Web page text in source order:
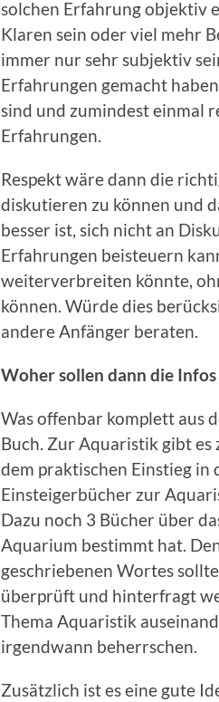
solchen Erfahrung objektiv
Klaren sein oder viel mehr
immer nur sehr subjektiv
Erfahrungen gemacht
sind und zumindest einmal
Erfahrungen.
Respekt wäre dann die
diskutieren zu können und
besser ist, sich nicht an
Erfahrungen beisteuern
weiterverbreiten könnte,
können. Würde dies
andere Anfänger beraten.
Woher sollen dann die Infos
Was offenbar komplett aus
Buch. Zur Aquaristik gibt
dem praktischen Einstieg
Einsteigerbücher zur
Dazu noch 3 Bücher über
Aquarium bestimmt hat.
geschriebenen Wortes
überprüft und hinterfragt
Thema Aquaristik
irgendwann beherrschen.
Zusätzlich ist es eine gute